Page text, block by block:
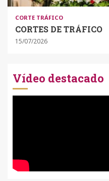
CORTE TRÁFICO
CORTES DE TRÁFICO
15/07/2026
Vídeo destacado